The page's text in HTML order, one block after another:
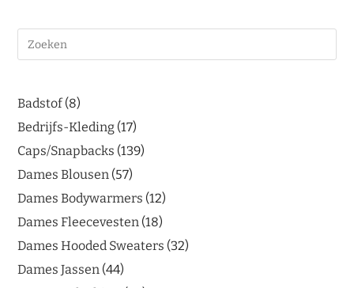
Badstof 8
Bedrijfs-Kleding 17
Caps/Snapbacks 139
Dames Blousen 57
Dames Bodywarmers 12
Dames Fleecevesten 18
Dames Hooded Sweaters 32
Dames Jassen 44